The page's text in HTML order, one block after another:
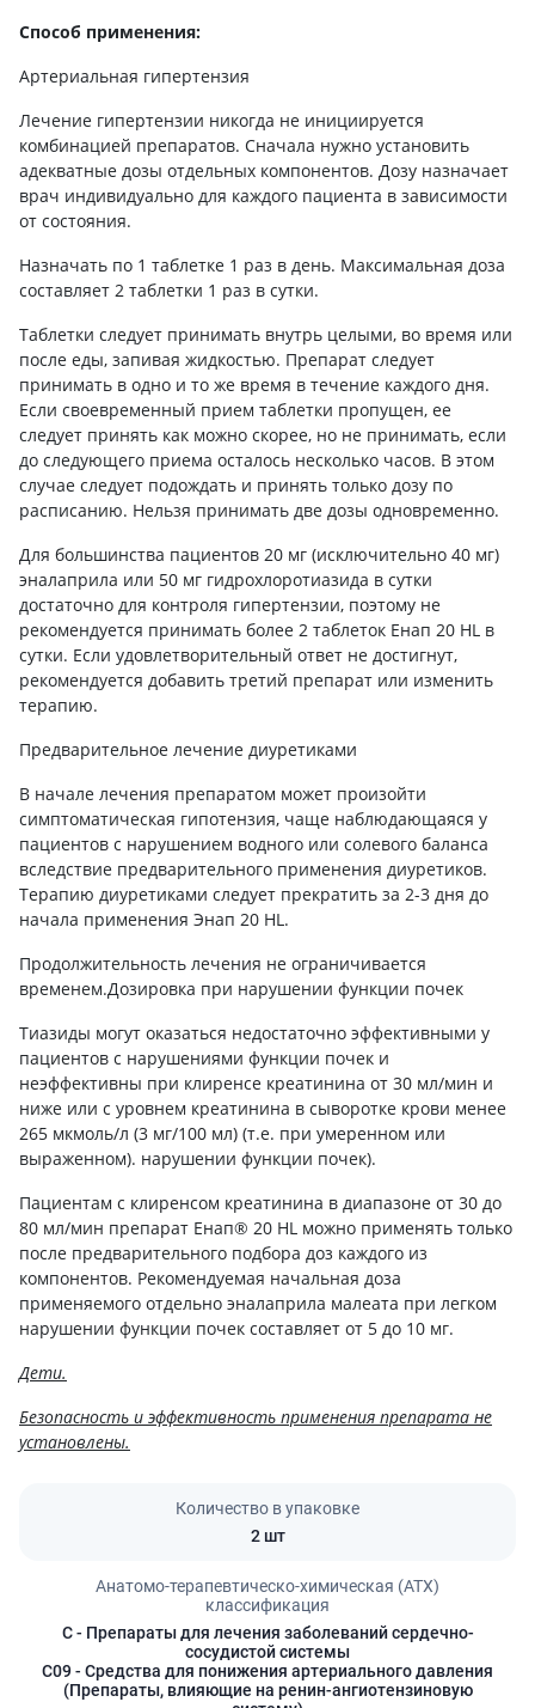
Способ применения:
Артериальная гипертензия
Лечение гипертензии никогда не инициируется
комбинацией препаратов. Сначала нужно установить
адекватные дозы отдельных компонентов. Дозу назначает
врач индивидуально для каждого пациента в зависимости
от состояния.
Назначать по 1 таблетке 1 раз в день. Максимальная доза
составляет 2 таблетки 1 раз в сутки.
Таблетки следует принимать внутрь целыми, во время или
после еды, запивая жидкостью. Препарат следует
принимать в одно и то же время в течение каждого дня.
Если своевременный прием таблетки пропущен, ее
следует принять как можно скорее, но не принимать, если
до следующего приема осталось несколько часов. В этом
случае следует подождать и принять только дозу по
расписанию. Нельзя принимать две дозы одновременно.
Для большинства пациентов 20 мг (исключительно 40 мг)
эналаприла или 50 мг гидрохлоротиазида в сутки
достаточно для контроля гипертензии, поэтому не
рекомендуется принимать более 2 таблеток Енап 20 HL в
сутки. Если удовлетворительный ответ не достигнут,
рекомендуется добавить третий препарат или изменить
терапию.
Предварительное лечение диуретиками
В начале лечения препаратом может произойти
симптоматическая гипотензия, чаще наблюдающаяся у
пациентов с нарушением водного или солевого баланса
вследствие предварительного применения диуретиков.
Терапию диуретиками следует прекратить за 2-3 дня до
начала применения Энап 20 HL.
Продолжительность лечения не ограничивается
временем.Дозировка при нарушении функции почек
Тиазиды могут оказаться недостаточно эффективными у
пациентов с нарушениями функции почек и
неэффективны при клиренсе креатинина от 30 мл/мин и
ниже или с уровнем креатинина в сыворотке крови менее
265 мкмоль/л (3 мг/100 мл) (т.е. при умеренном или
выраженном). нарушении функции почек).
Пациентам с клиренсом креатинина в диапазоне от 30 до
80 мл/мин препарат Енап® 20 HL можно применять только
после предварительного подбора доз каждого из
компонентов. Рекомендуемая начальная доза
применяемого отдельно эналаприла малеата при легком
нарушении функции почек составляет от 5 до 10 мг.
Дети.
Безопасность и эффективность применения препарата не
установлены.
Количество в упаковке
2 шт
Анатомо-терапевтическо-химическая (АТХ)
классификация
C- Препараты для лечения заболеваний сердечно-
сосудистой системы
C09- Средства для понижения артериального давления
(Препараты, влияющие на ренин-ангиотензиновую